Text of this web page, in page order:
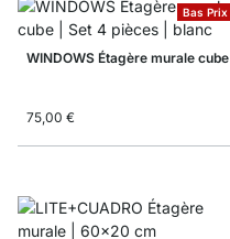
Bas Prix
WINDOWS Étagère murale cube
75,00 €